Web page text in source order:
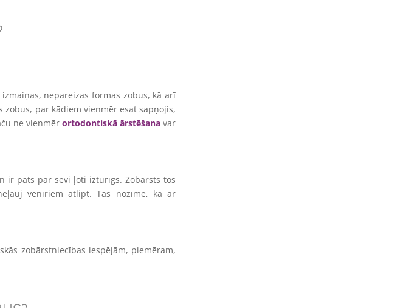
nepareizas formas zobus, kā arī
par kādiem vienmēr esat sapņojis,
ne vienmēr ortodontiskā ārstēšanavar
ir pats par sevi ļoti izturīgs. Zobārsts tos
venīriem atlipt. Tas nozīmē, ka ar
zobārstniecības iespējām, piemēram,